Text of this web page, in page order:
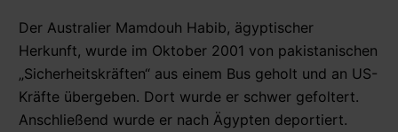
Der Australier Mamdouh Habib, ägyptischer
Herkunft, wurde im Oktober 2001 von pakistanischen
„Sicherheitskräften“ aus einem Bus geholt und an US-
Kräfte übergeben. Dort wurde er schwer gefoltert.
Anschließend wurde er nach Ägypten deportiert.